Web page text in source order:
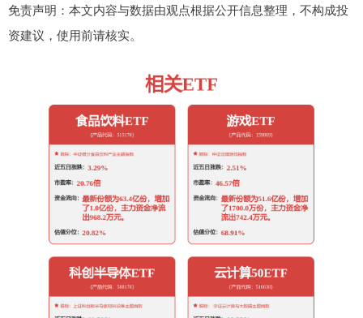
免责声明：本文内容与数据由观点根据公开信息整理，不构成投
资建议，使用前请核实。